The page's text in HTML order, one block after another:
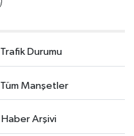
Trafik Durumu
Tüm Manşetler
Haber Arşivi